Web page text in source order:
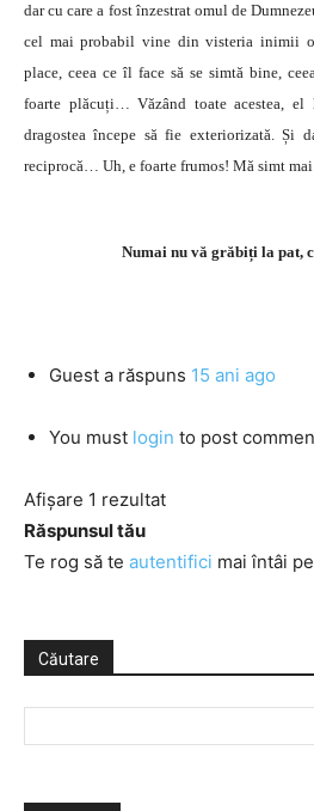
dar cu care a fost înzestrat omul de
cel mai probabil vine din visteria inimii
place, ceea ce îl face să se simtă bine,
foarte plăcuți… Văzând toate acestea, el
dragostea începe să fie exteriorizată. Și
reciprocă… Uh, e foarte frumos! Mă simt mai
Numai nu vă grăbiți la pat,
Guest a răspuns 15 ani ago
You must login to post
Afișare 1 rezultat
Răspunsul tău
Te rog să te autentifici mai întâi
Căutare